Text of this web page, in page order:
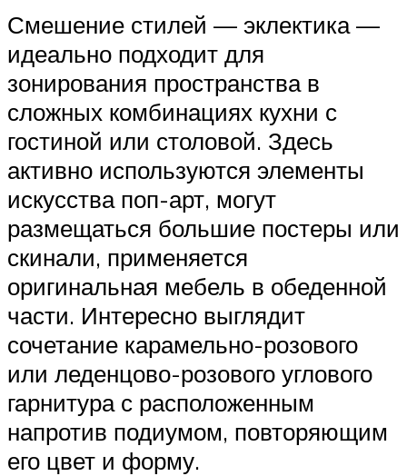
Смешение стилей — эклектика —
идеально подходит для
зонирования пространства в
сложных комбинациях кухни с
гостиной или столовой. Здесь
активно используются элементы
искусства поп-арт, могут
размещаться большие постеры или
скинали, применяется
оригинальная мебель в обеденной
части. Интересно выглядит
сочетание карамельно-розового
или леденцово-розового углового
гарнитура с расположенным
напротив подиумом, повторяющим
его цвет и форму.